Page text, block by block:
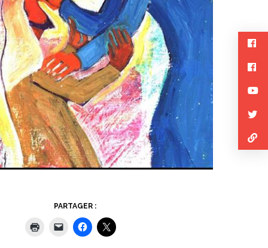
PARTAGER :